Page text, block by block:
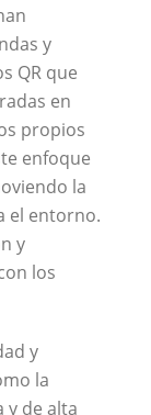
y
QR que
en
propios
enfoque
la
el entorno.
y
los
y
la
y de alta